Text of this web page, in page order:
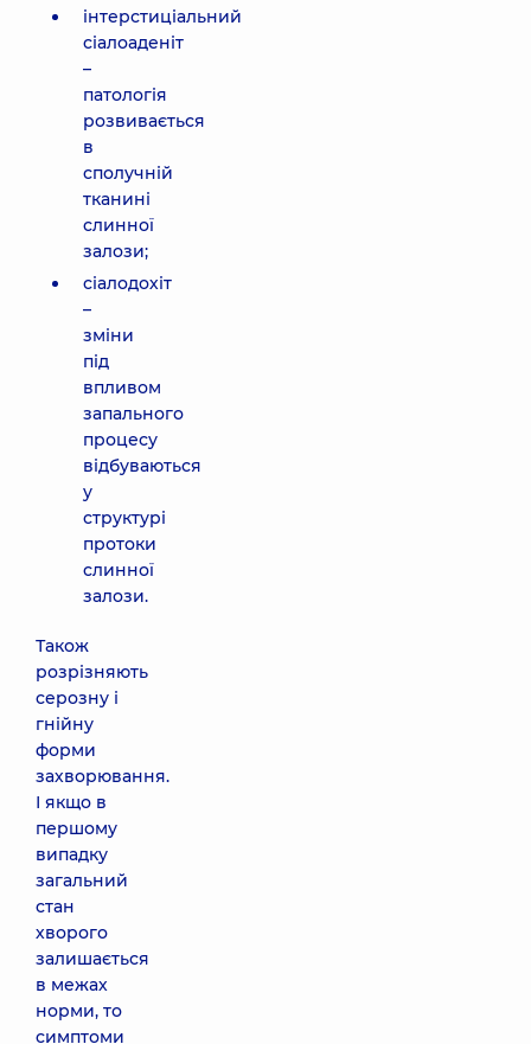
інтерстиціальний
сіалоаденіт
–
патологія
розвивається
в
сполучній
тканині
слинної
залози;
сіалодохіт
–
зміни
під
впливом
запального
процесу
відбуваються
у
структурі
протоки
слинної
залози.
Також
розрізняють
серозну і
гнійну
форми
захворювання.
І якщо в
першому
випадку
загальний
стан
хворого
залишається
в межах
норми, то
симптоми